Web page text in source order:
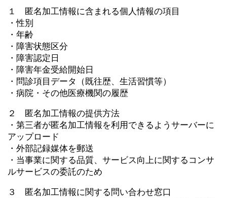
１ 匿名加工情報に含まれる個人情報の項目
・性別
・年齢
・障害状態区分
・障害認定日
・障害年金受給開始日
・問診項目データ（既往歴、生活習慣等）
・病院・その他医療機関の履歴
２ 匿名加工情報の提供方法
・第三者が匿名加工情報を利用できるようサーバーに
アップロード
・外部記録媒体を郵送
・当事業に関する品質、サービス向上に関するコンサ
ルサービスの委託のため
３ 匿名加工情報に関する問い合わせ窓口